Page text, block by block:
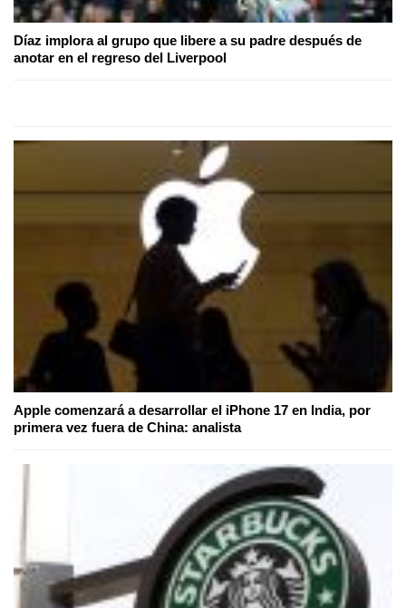
Díaz implora al grupo que libere a su padre después de
anotar en el regreso del Liverpool
Apple comenzará a desarrollar el iPhone 17 en India, por
primera vez fuera de China: analista